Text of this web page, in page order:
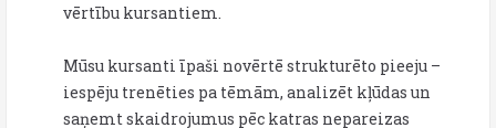
vērtību kursantiem.
Mūsu kursanti īpaši novērtē strukturēto pieeju –
iespēju trenēties pa tēmām, analizēt kļūdas un
saņemt skaidrojumus pēc katras nepareizas